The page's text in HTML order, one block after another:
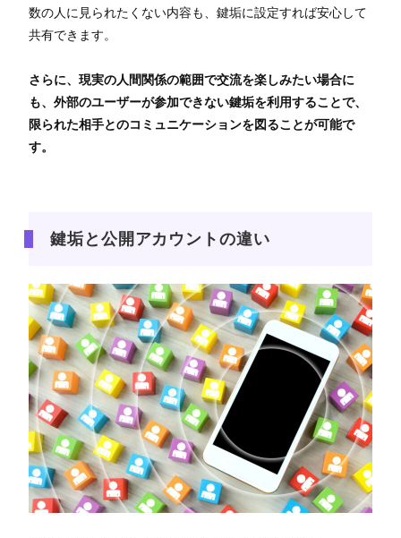
数の人に見られたくない内容も、鍵垢に設定すれば安心して
共有できます。
さらに、現実の人間関係の範囲で交流を楽しみたい場合に
も、外部のユーザーが参加できない鍵垢を利用することで、
限られた相手とのコミュニケーションを図ることが可能で
す。
鍵垢と公開アカウントの違い